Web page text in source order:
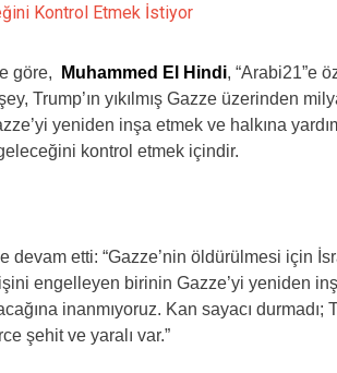
Kontrol Etmek İstiyor
göre, Muhammed El Hindi, “Arabi21”e
Trump’ın yıkılmış Gazze üzerinden
yeniden inşa etmek ve halkına
kontrol etmek içindir.
devam etti: “Gazze’nin öldürülmesi için
engelleyen birinin Gazze’yi yeniden
inanmıyoruz. Kan sayacı durmadı;
şehit ve yaralı var.”